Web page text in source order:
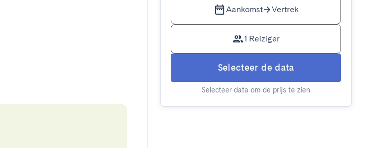
Aankomst Vertrek
1 Reiziger
Selecteer de data
Selecteer data om de prijs te zien